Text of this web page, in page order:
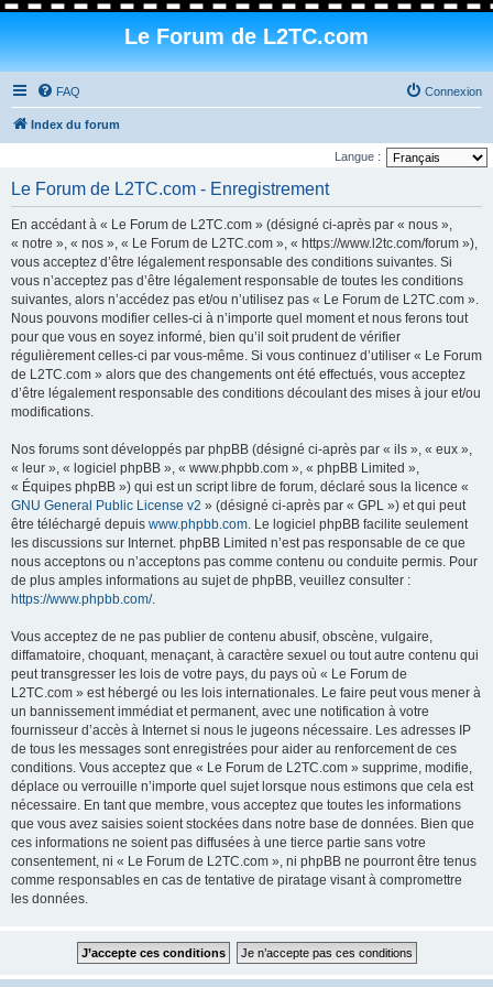
Le Forum de L2TC.com
FAQ Connexion
Index du forum
Langue :
Le Forum de L2TC.com - Enregistrement
En accédant à « Le Forum de L2TC.com » (désigné ci-après par « nous »,
« notre », « nos », « Le Forum de L2TC.com », « https://www.l2tc.com/forum »),
vous acceptez d’être légalement responsable des conditions suivantes. Si
vous n’acceptez pas d’être légalement responsable de toutes les conditions
suivantes, alors n’accédez pas et/ou n’utilisez pas « Le Forum de L2TC.com ».
Nous pouvons modifier celles-ci à n’importe quel moment et nous ferons tout
pour que vous en soyez informé, bien qu’il soit prudent de vérifier
régulièrement celles-ci par vous-même. Si vous continuez d’utiliser « Le Forum
de L2TC.com » alors que des changements ont été effectués, vous acceptez
d’être légalement responsable des conditions découlant des mises à jour et/ou
modifications.
Nos forums sont développés par phpBB (désigné ci-après par « ils », « eux »,
« leur », « logiciel phpBB », « www.phpbb.com », « phpBB Limited »,
« Équipes phpBB ») qui est un script libre de forum, déclaré sous la licence «
GNU General Public License v2 » (désigné ci-après par « GPL ») et qui peut
être téléchargé depuis www.phpbb.com. Le logiciel phpBB facilite seulement
les discussions sur Internet. phpBB Limited n’est pas responsable de ce que
nous acceptons ou n’acceptons pas comme contenu ou conduite permis. Pour
de plus amples informations au sujet de phpBB, veuillez consulter :
https://www.phpbb.com/.
Vous acceptez de ne pas publier de contenu abusif, obscène, vulgaire,
diffamatoire, choquant, menaçant, à caractère sexuel ou tout autre contenu qui
peut transgresser les lois de votre pays, du pays où « Le Forum de
L2TC.com » est hébergé ou les lois internationales. Le faire peut vous mener à
un bannissement immédiat et permanent, avec une notification à votre
fournisseur d’accès à Internet si nous le jugeons nécessaire. Les adresses IP
de tous les messages sont enregistrées pour aider au renforcement de ces
conditions. Vous acceptez que « Le Forum de L2TC.com » supprime, modifie,
déplace ou verrouille n’importe quel sujet lorsque nous estimons que cela est
nécessaire. En tant que membre, vous acceptez que toutes les informations
que vous avez saisies soient stockées dans notre base de données. Bien que
ces informations ne soient pas diffusées à une tierce partie sans votre
consentement, ni « Le Forum de L2TC.com », ni phpBB ne pourront être tenus
comme responsables en cas de tentative de piratage visant à compromettre
les données.